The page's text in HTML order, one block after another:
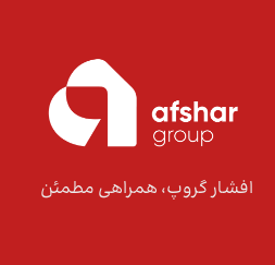
افشار گروپ، همراهی مطمئن